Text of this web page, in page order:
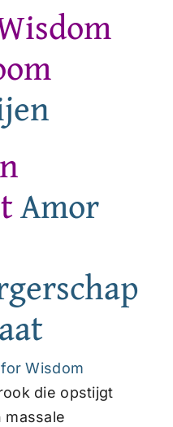
Amor
Wisdom
die opstijgt
massale